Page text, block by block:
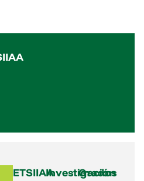
ETSIIAAInvestigación
Grados